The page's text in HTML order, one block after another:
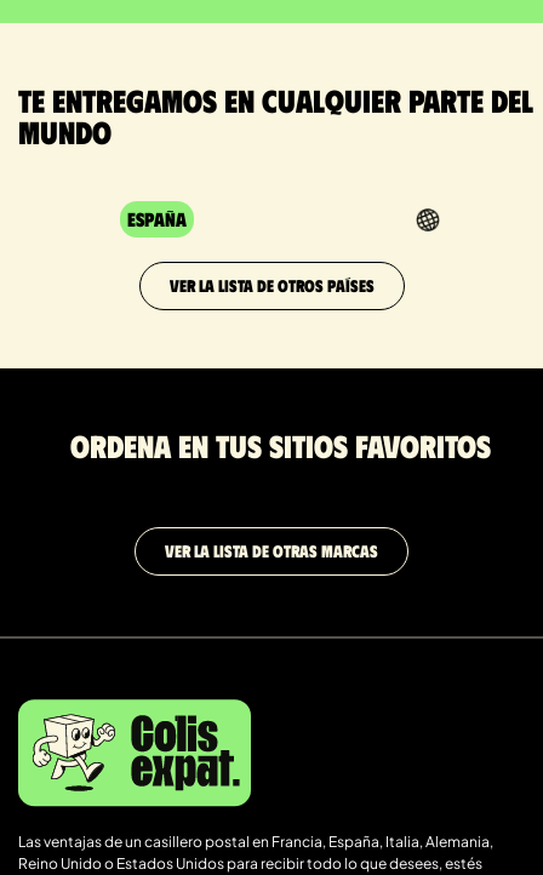
Te entregamos en cualquier parte del
mundo
España
VER LA LISTA DE OTROS PAÍSES
Ordena en tus sitios favoritos
VER LA LISTA DE OTRAS MARCAS
Las ventajas de un casillero postal en Francia, España, Italia, Alemania,
Reino Unido o Estados Unidos para recibir todo lo que desees, estés